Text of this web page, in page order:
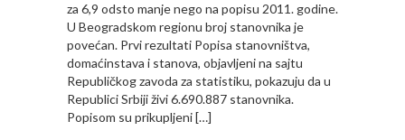
za 6,9 odsto manje nego na popisu 2011. godine.
U Beogradskom regionu broj stanovnika je
povećan. Prvi rezultati Popisa stanovništva,
domaćinstava i stanova, objavljeni na sajtu
Republičkog zavoda za statistiku, pokazuju da u
Republici Srbiji živi 6.690.887 stanovnika.
Popisom su prikupljeni […]